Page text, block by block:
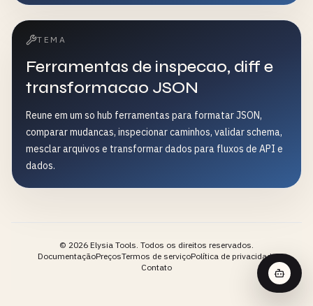
TEMA
Ferramentas de inspecao, diff e
transformacao JSON
Reune em um so hub ferramentas para formatar JSON,
comparar mudancas, inspecionar caminhos, validar schema,
mesclar arquivos e transformar dados para fluxos de API e
dados.
© 2026 Elysia Tools. Todos os direitos reservados.
DocumentaçãoPreçosTermos de serviçoPolítica de privacidade
Contato